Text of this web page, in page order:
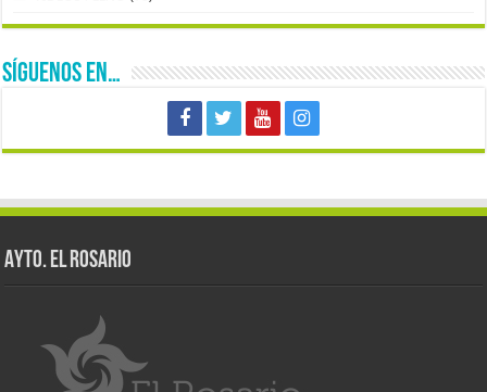
SÍGUENOS EN…
AYTO. EL ROSARIO